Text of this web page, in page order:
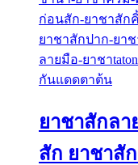
ยาชาสักลา
สัก ยาชาสั